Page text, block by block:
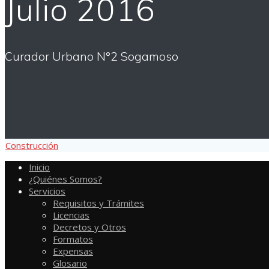
Julio 2016
Curador Urbano N°2 Sogamoso
Construcción
Inicio
¿Quiénes Somos?
Servicios
Requisitos y Trámites
Licencias
Decretos y Otros
Formatos
Expensas
Glosario